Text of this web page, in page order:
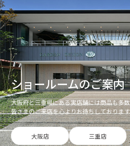
ショールームのご案内
大阪府と三重県にある実店舗には商品も多
皆さまのご来店を心よりお待ちしております
大阪店 三重店